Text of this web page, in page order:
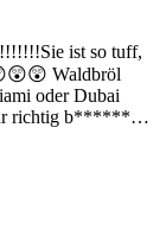
ist so tuff,
Waldbröl
oder Dubai
richtig b*******
tuff die Junkies